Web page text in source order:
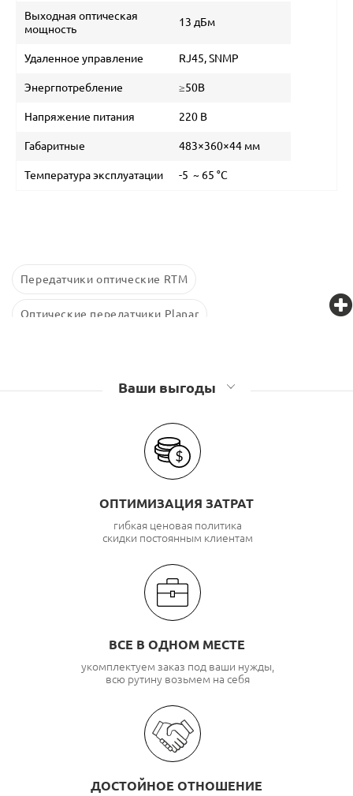
Выходная оптическая
мощность
13 дБм
Удаленное управление RJ45, SNMP
Энергпотребление ≥50В
Напряжение питания 220 В
Габаритные 483×360×44 мм
Температура эксплуатации -5 ~ 65 °С
Передатчики оптические RTM
Оптические передатчики Planar
Ваши выгоды
ОПТИМИЗАЦИЯ ЗАТРАТ
гибкая ценовая политика
скидки постоянным клиентам
ВСЕ В ОДНОМ МЕСТЕ
укомплектуем заказ под ваши нужды,
всю рутину возьмем на себя
ДОСТОЙНОЕ ОТНОШЕНИЕ